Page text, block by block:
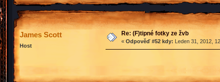
James Scott
Host
Re: (F)tipné fotky ze žvb
« Odpověď #52 kdy: Leden 31, 2012,